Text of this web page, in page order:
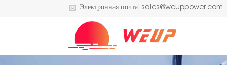
Электронная почта: sales@weuppower.com